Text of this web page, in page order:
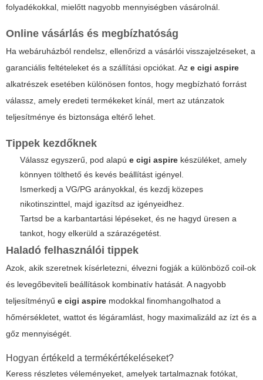
folyadékokkal, mielőtt nagyobb mennyiségben vásárolnál.
Online vásárlás és megbízhatóság
Ha webáruházból rendelsz, ellenőrizd a vásárlói visszajelzéseket, a
garanciális feltételeket és a szállítási opciókat. Az e cigi aspire
alkatrészek esetében különösen fontos, hogy megbízható forrást
válassz, amely eredeti termékeket kínál, mert az utánzatok
teljesítménye és biztonsága eltérő lehet.
Tippek kezdőknek
Válassz egyszerű, pod alapú e cigi aspire készüléket, amely
könnyen tölthető és kevés beállítást igényel.
Ismerkedj a VG/PG arányokkal, és kezdj közepes
nikotinszinttel, majd igazítsd az igényeidhez.
Tartsd be a karbantartási lépéseket, és ne hagyd üresen a
tankot, hogy elkerüld a szárazégetést.
Haladó felhasználói tippek
Azok, akik szeretnek kísérletezni, élvezni fogják a különböző coil-ok
és levegőbeviteli beállítások kombinatív hatását. A nagyobb
teljesítményű e cigi aspire modokkal finomhangolhatod a
hőmérsékletet, wattot és légáramlást, hogy maximalizáld az ízt és a
gőz mennyiségét.
Hogyan értékeld a termékértékeléseket?
Keress részletes véleményeket, amelyek tartalmaznak fotókat,